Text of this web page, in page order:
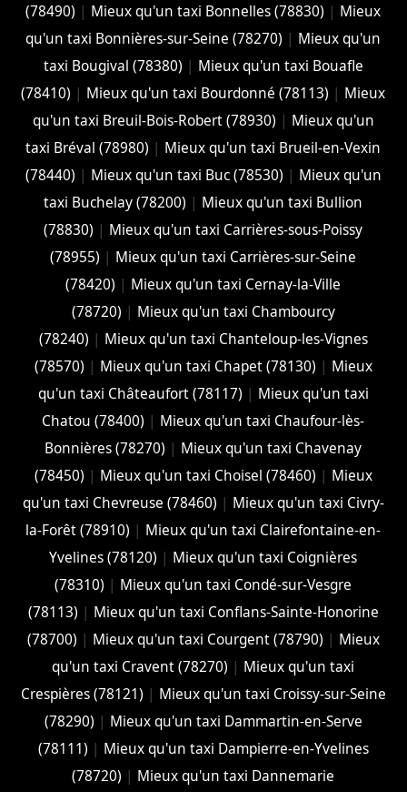
(78490) | Mieux qu'un taxi Bonnelles (78830) | Mieux
qu'un taxi Bonnières-sur-Seine (78270) | Mieux qu'un
taxi Bougival (78380) | Mieux qu'un taxi Bouafle
(78410) | Mieux qu'un taxi Bourdonné (78113) | Mieux
qu'un taxi Breuil-Bois-Robert (78930) | Mieux qu'un
taxi Bréval (78980) | Mieux qu'un taxi Brueil-en-Vexin
(78440) | Mieux qu'un taxi Buc (78530) | Mieux qu'un
taxi Buchelay (78200) | Mieux qu'un taxi Bullion
(78830) | Mieux qu'un taxi Carrières-sous-Poissy
(78955) | Mieux qu'un taxi Carrières-sur-Seine
(78420) | Mieux qu'un taxi Cernay-la-Ville
(78720) | Mieux qu'un taxi Chambourcy
(78240) | Mieux qu'un taxi Chanteloup-les-Vignes
(78570) | Mieux qu'un taxi Chapet (78130) | Mieux
qu'un taxi Châteaufort (78117) | Mieux qu'un taxi
Chatou (78400) | Mieux qu'un taxi Chaufour-lès-
Bonnières (78270) | Mieux qu'un taxi Chavenay
(78450) | Mieux qu'un taxi Choisel (78460) | Mieux
qu'un taxi Chevreuse (78460) | Mieux qu'un taxi Civry-
la-Forêt (78910) | Mieux qu'un taxi Clairefontaine-en-
Yvelines (78120) | Mieux qu'un taxi Coignières
(78310) | Mieux qu'un taxi Condé-sur-Vesgre
(78113) | Mieux qu'un taxi Conflans-Sainte-Honorine
(78700) | Mieux qu'un taxi Courgent (78790) | Mieux
qu'un taxi Cravent (78270) | Mieux qu'un taxi
Crespières (78121) | Mieux qu'un taxi Croissy-sur-Seine
(78290) | Mieux qu'un taxi Dammartin-en-Serve
(78111) | Mieux qu'un taxi Dampierre-en-Yvelines
(78720) | Mieux qu'un taxi Dannemarie